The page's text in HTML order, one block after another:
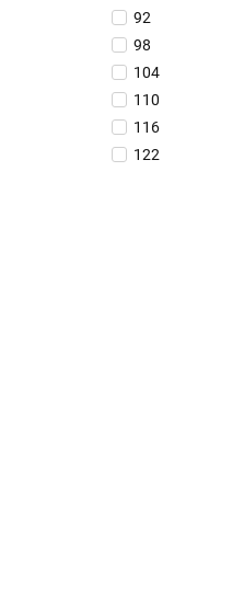
92
98
104
110
116
122